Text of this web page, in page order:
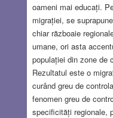
oameni mai educați.
migrației, se
chiar războaie
umane, ori asta
populației din zone de
Rezultatul este o
curând greu de
fenomen greu de
specificități regionale,